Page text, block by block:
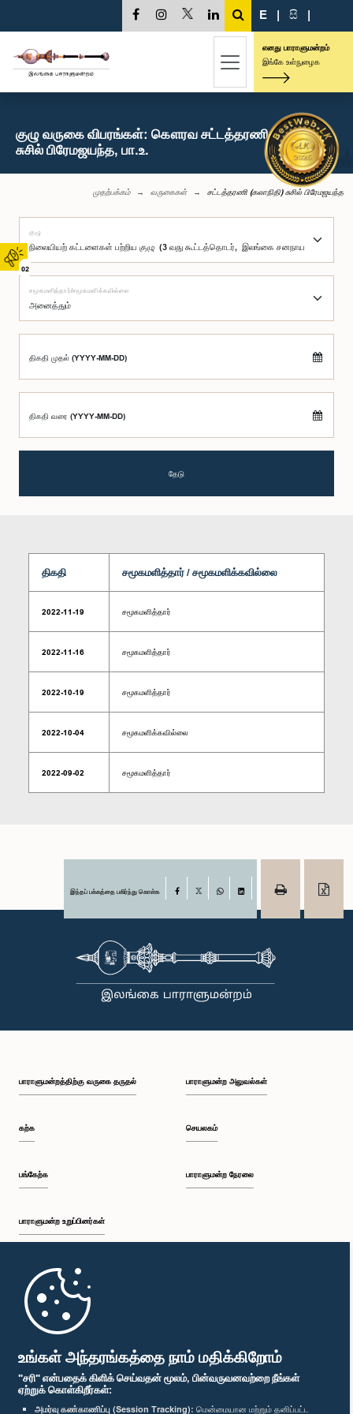
உங்கள் அந்தரங்கத்தை நாம் மதிக்கிறோம்
"சரி" என்பதைக் கிளிக் செய்வதன் மூலம், பின்வருவனவற்றை நீங்கள்
ஏற்றுக் கொள்கிறீர்கள்:
அமர்வு கண்காணிப்பு (Session Tracking): மென்மையான மற்றும் தனிப்பட்ட
02
E | සි |
எனது பாராளுமன்றம்
இங்கே உள்நுழைக
குழு வருகை விபரங்கள்: கௌரவ சட்டத்தரணி (கலாநிதி)
சுசில் பிரேமஜயந்த, பா.உ.
முதற்பக்கம் வருகைகள் சட்டத்தரணி (கலாநிதி) சுசில் பிரேமஜயந்த
குழு
சமூகமளித்தார்/சமூகமளிக்கவில்லை
திகதி முதல் (YYYY-MM-DD)
திகதி வரை (YYYY-MM-DD)
தேடு
திகதி சமூகமளித்தார் / சமூகமளிக்கவில்லை
2022-11-19 சமூகமளித்தார்
2022-11-16 சமூகமளித்தார்
2022-10-19 சமூகமளித்தார்
2022-10-04 சமூகமளிக்கவில்லை
2022-09-02 சமூகமளித்தார்
இந்தப் பக்கத்தை பகிர்ந்து கொள்க Facebook
பாராளுமன்றத்திற்கு வருகை தருதல்
கற்க
பங்கேற்க
பாராளுமன்ற உறுப்பினர்கள்
முதற்பக்கம்
பாராளுமன்ற அலுவல்கள்
செயலகம்
பாராளுமன்ற நேரலை
பாராளுமன்ற கையடக்க செயலி